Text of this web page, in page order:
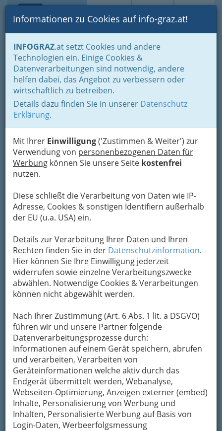
Suche Login Toggle
Informationen zu Cookies auf info-graz.at!
INFOGRAZ.at setzt Cookies und andere
Technologien ein. Einige Cookies &
Datenverarbeitungen sind notwendig, andere
helfen dabei, das Angebot zu verbessern oder
wirtschaftlich zu betreiben.
Details dazu finden Sie in unserer Datenschutz
Erklärung.
Mit Ihrer Einwilligung('Zustimmen & Weiter') zur
Verwendung von personenbezogenen Daten für
Werbung können Sie unsere Seite kostenfrei
nutzen.
Diese schließt die Verarbeitung von Daten wie IP-
Adresse, Cookies & sonstigen Identifiern außerhalb
der EU (u.a. USA) ein.
Details zur Verarbeitung Ihrer Daten und Ihren
Rechten finden Sie in der Datenschutzinformation.
Hier können Sie Ihre Einwilligung jederzeit
widerrufen sowie einzelne Verarbeitungszwecke
abwählen. Notwendige Cookies & Verarbeitungen
können nicht abgewählt werden.
Nach Ihrer Zustimmung (Art. 6 Abs. 1 lit. a DSGVO)
führen wir und unsere Partner folgende
Datenverarbeitungsprozesse durch:
Informationen auf einem Gerät speichern, abrufen
und verarbeiten, Verarbeiten von
Geräteinformationen welche aktiv durch das
Endgerät übermittelt werden, Webanalyse,
Webseiten-Optimierung, Anzeigen externer (embed)
Inhalte, Personalisierung von Werbung und
Inhalten, Personalisierte Werbung auf Basis von
Login-Daten, Werbeerfolgsmessung
Home Lifestyle
Hoamat - Steiermark - unsere Heimat
Buschenschank
Buschenschänke in St. Stefan o.Stainz
Buschenschank Langmann
Greisdorf 16, 8511 St. Stefan
+43 3463 21 256
Karte
Adresse mit Google Maps anschauen
Hoamat - Steiermark